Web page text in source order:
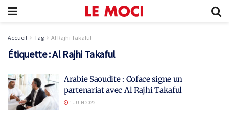
Accueil Tag Al Rajhi Takaful
Étiquette :Al Rajhi Takaful
Arabie Saoudite : Coface signe un
partenariat avec Al Rajhi Takaful
1 JUIN 2022